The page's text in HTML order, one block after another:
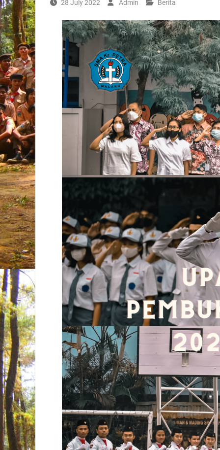
28 July 2022 Admin Berita